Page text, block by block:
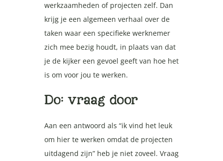
werkzaamheden of projecten zelf. Dan
krijg je een algemeen verhaal over de
taken waar een specifieke werknemer
zich mee bezig houdt, in plaats van dat
je de kijker een gevoel geeft van hoe het
is om voor jou te werken.
Do: vraag door
Aan een antwoord als “ik vind het leuk
om hier te werken omdat de projecten
uitdagend zijn” heb je niet zoveel. Vraag